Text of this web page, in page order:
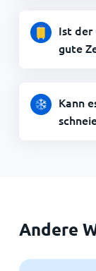
Ist
gute
Kann
Andere